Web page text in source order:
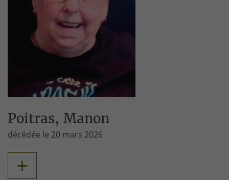
Poitras, Manon
décédée le 20 mars 2026
+